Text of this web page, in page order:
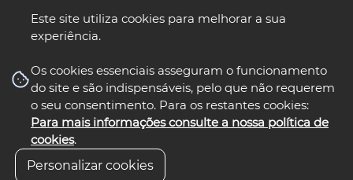
Este site utiliza cookies para melhorar a sua
experiência.
Os cookies essenciais asseguram o funcionamento
do site e são indispensáveis, pelo que não requerem
o seu consentimento. Para os restantes cookies:
Para mais informações consulte a nossa política de
cookies.
Personalizar cookies
nos select language